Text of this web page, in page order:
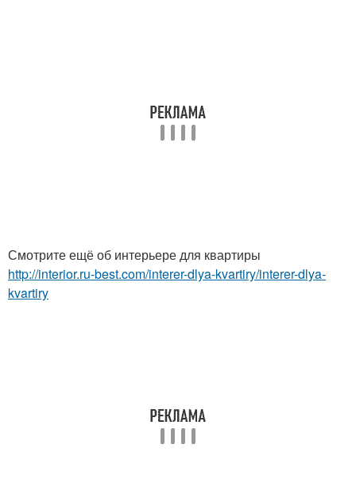
Смотрите ещё об интерьере для квартиры
http://interior.ru-best.com/interer-dlya-kvartiry/interer-dlya-
kvartiry